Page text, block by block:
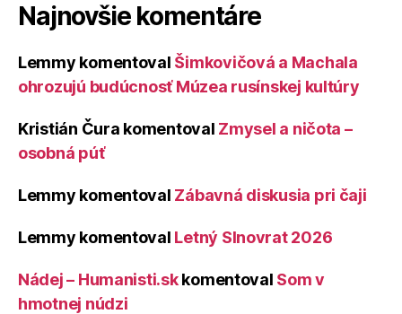
Najnovšie komentáre
Lemmy komentoval Šimkovičová a Machala
ohrozujú budúcnosť Múzea rusínskej kultúry
Kristián Čura komentoval Zmysel a ničota –
osobná púť
Lemmy komentoval Zábavná diskusia pri čaji
Lemmy komentoval Letný Slnovrat 2026
Nádej – Humanisti.skkomentoval Som v
hmotnej núdzi